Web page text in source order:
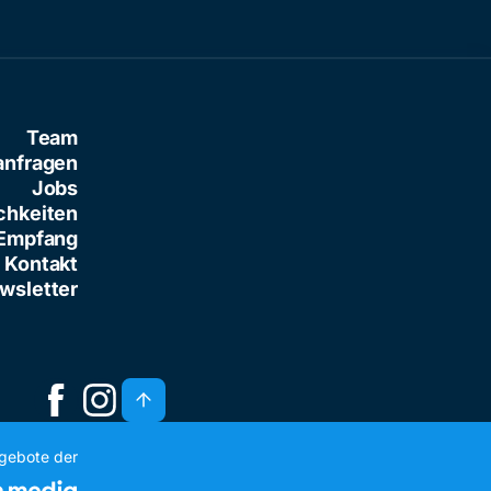
Team
Jobs
Kontakt
der